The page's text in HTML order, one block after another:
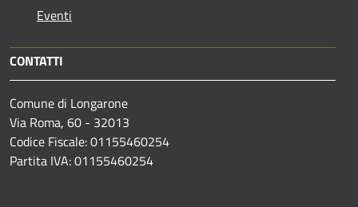
Eventi
CONTATTI
Comune di Longarone
Via Roma, 60 - 32013
Codice Fiscale: 01155460254
Partita IVA: 01155460254